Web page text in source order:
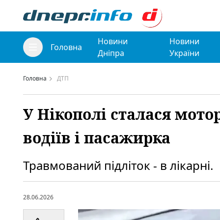
Головна
Новини
Дніпра
Новини
України
Головна ДТП
У Нікополі сталася
водіїв і пасажирка
Травмований підліток - в лікарні.
28.06.2026